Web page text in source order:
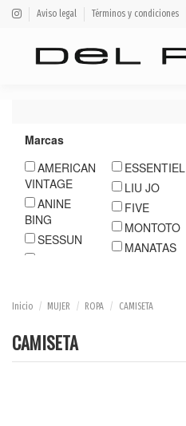
Aviso legal Términos y condiciones
Marcas
AMERICAN
VINTAGE
ANINE
BING
SESSUN
ESSENTIEL
LIU JO
FIVE
MONTOTO
MANATAS
Inicio MUJER ROPA CAMISETA
CAMISETA